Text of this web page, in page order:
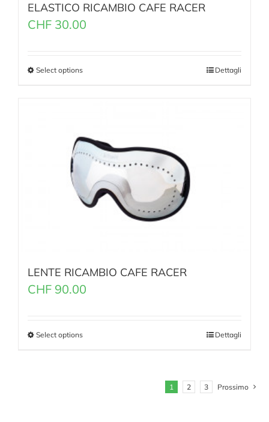
ELASTICO RICAMBIO CAFE RACER
CHF 30.00
Select options Dettagli
LENTE RICAMBIO CAFE RACER
CHF 90.00
Select options Dettagli
1 2 3 Prossimo